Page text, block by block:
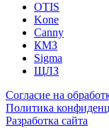
OTIS
Kone
Canny
КМЗ
Sigma
ЩЛЗ
Согласие на
Политика
Разработка сайта